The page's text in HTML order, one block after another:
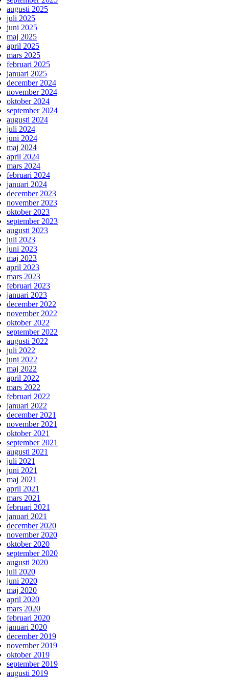
augusti 2025
juli 2025
juni 2025
maj 2025
april 2025
mars 2025
februari 2025
januari 2025
december 2024
november 2024
oktober 2024
september 2024
augusti 2024
juli 2024
juni 2024
maj 2024
april 2024
mars 2024
februari 2024
januari 2024
december 2023
november 2023
oktober 2023
september 2023
augusti 2023
juli 2023
juni 2023
maj 2023
april 2023
mars 2023
februari 2023
januari 2023
december 2022
november 2022
oktober 2022
september 2022
augusti 2022
juli 2022
juni 2022
maj 2022
april 2022
mars 2022
februari 2022
januari 2022
december 2021
november 2021
oktober 2021
september 2021
augusti 2021
juli 2021
juni 2021
maj 2021
april 2021
mars 2021
februari 2021
januari 2021
december 2020
november 2020
oktober 2020
september 2020
augusti 2020
juli 2020
juni 2020
maj 2020
april 2020
mars 2020
februari 2020
januari 2020
december 2019
november 2019
oktober 2019
september 2019
augusti 2019